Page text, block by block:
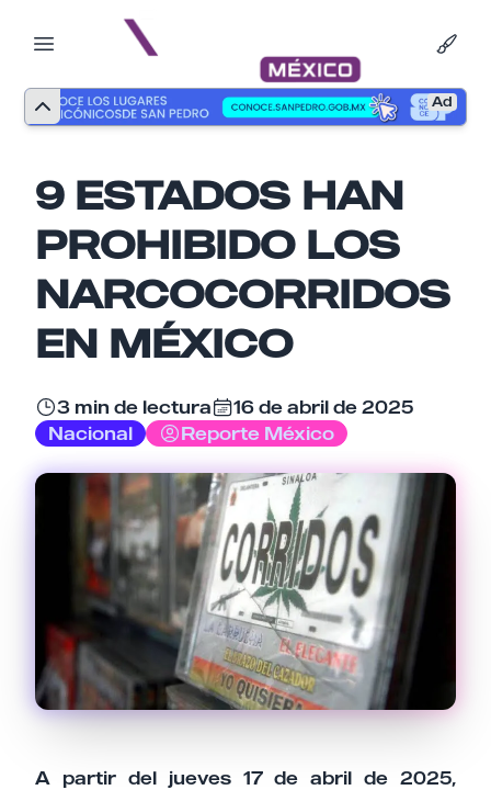
Ad
9 ESTADOS HAN
PROHIBIDO LOS
NARCOCORRIDOS
EN MÉXICO
3 min de lectura
16 de abril de 2025
Nacional
Reporte México
A partir del jueves 17 de abril de 2025,
Email
Tu comentario